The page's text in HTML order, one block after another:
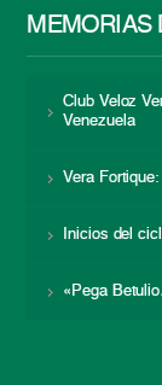
MEMORIAS
Club Veloz
Venezuela
Vera
Inicios del
«Pega